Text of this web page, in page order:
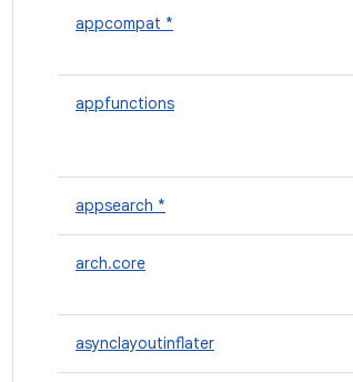
appcompat *
appfunctions
appsearch *
arch.core
asynclayoutinflater